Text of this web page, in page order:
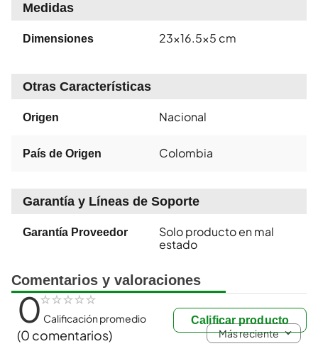
Medidas
Dimensiones 23x16.5x5 cm
Otras Características
Origen Nacional
País de Origen Colombia
Garantía y Líneas de Soporte
Garantía Proveedor
Solo producto en mal
estado
Comentarios y valoraciones
Calificar producto
☆☆☆☆☆
0Calificación promedio
(0 comentarios) Más reciente